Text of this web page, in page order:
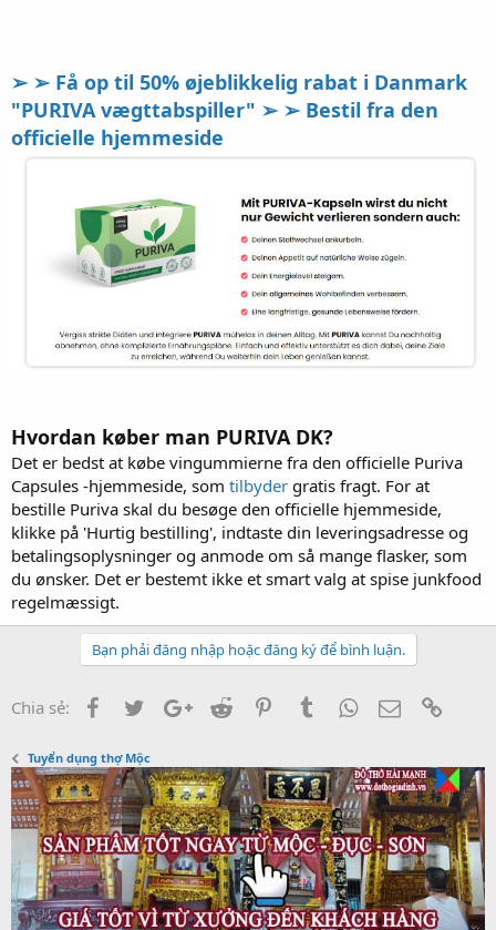
➢ ➢ Få op til 50% øjeblikkelig rabat i Danmark
"PURIVA vægttabspiller" ➢ ➢ Bestil fra den
officielle hjemmeside
Hvordan køber man PURIVA DK?
Det er bedst at købe vingummierne fra den officielle Puriva
Capsules -hjemmeside, som tilbyder gratis fragt. For at
bestille Puriva skal du besøge den officielle hjemmeside,
klikke på 'Hurtig bestilling', indtaste din leveringsadresse og
betalingsoplysninger og anmode om så mange flasker, som
du ønsker. Det er bestemt ikke et smart valg at spise junkfood
regelmæssigt.
Bạn phải đăng nhập hoặc đăng ký để bình luận.
Chia sẻ: FacebookTwitterGoogle+
Reddit PinterestTumblrWhatsApp
Email
Tuyển dụng thợ Mộc